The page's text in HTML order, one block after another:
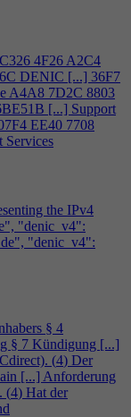
4F26 A2C4
DENIC [...] 36F7
A4A8 7D2C 8803
[...] Support
4 EE40 7708
the IPv4
"denic_v4":
"denic_v4":
§ 4
§ 7 Kündigung [...]
(4) Der
[...] Anforderung
(4) Hat der